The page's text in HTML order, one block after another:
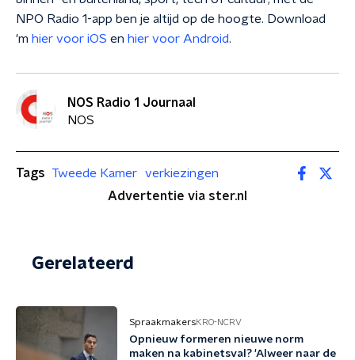
NPO Radio 1-app ben je altijd op de hoogte. Download
'm hier voor iOS en hier voor Android.
NOS Radio 1 Journaal
NOS
Tags Tweede Kamer
verkiezingen
Advertentie via ster.nl
Gerelateerd
SpraakmakersKRO-NCRV
Opnieuw formeren nieuwe norm
maken na kabinetsval? 'Alweer naar de